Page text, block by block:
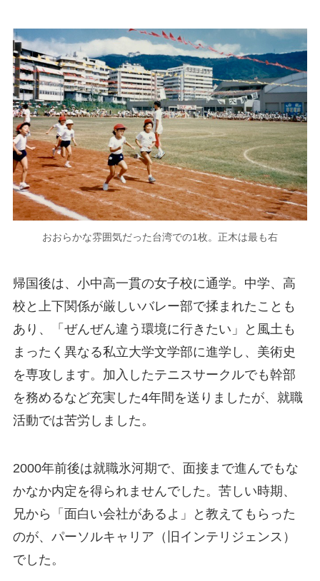
おおらかな雰囲気だった台湾での1枚。正木は最も右
帰国後は、小中高一貫の女子校に通学。中学、高
校と上下関係が厳しいバレー部で揉まれたことも
あり、「ぜんぜん違う環境に行きたい」と風土も
まったく異なる私立大学文学部に進学し、美術史
を専攻します。加入したテニスサークルでも幹部
を務めるなど充実した4年間を送りましたが、就職
活動では苦労しました。
2000年前後は就職氷河期で、面接まで進んでもな
かなか内定を得られませんでした。苦しい時期、
兄から「面白い会社があるよ」と教えてもらった
のが、パーソルキャリア（旧インテリジェンス）
でした。